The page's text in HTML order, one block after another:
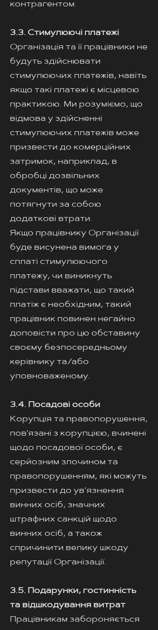
контрагентом.
3.3. Стимулюючі платежі
Організація та її працівники не
будуть здійснювати
стимулюючих платежів, навіть
якщо такі платежі є місцевою
практикою. Ми розуміємо, що
відмова у здійсненні
стимулюючих платежів може
призвести до комерційних
затримок, наприклад, в
обробці дозвільних
документів, що може
потягнути за собою
додаткові втрати.
Якщо працівнику Організації
буде висунена вимога у
сплаті стимулюючого
платежу, чи виникнуть
підстави вважати, що такий
платіж є необхідним, такий
працівник повинен негайно
доповісти про цю обставину
своєму безпосередньому
керівнику та/або
уповноваженому.
3.4. Посадові особи
Корупція та правопорушення,
пов'язані з корупцією, вчинені
щодо посадової особи, є
серйозним злочином та
правопорушенням, які можуть
призвести до ув’язнення
винних осіб, значних
штрафних санкцій щодо
винних осіб, а також
спричинити велику шкоду
репутації Організації.
3.5. Подарунки, гостинність
та відшкодування витрат
Працівникам забороняється